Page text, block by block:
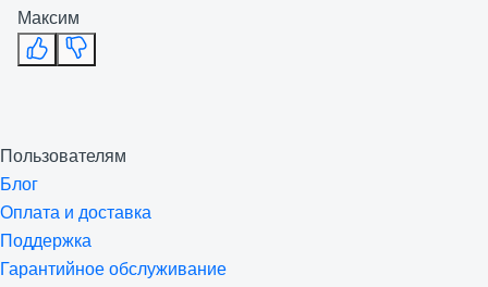
Максим
Пользователям
Блог
Оплата и доставка
Поддержка
Гарантийное обслуживание